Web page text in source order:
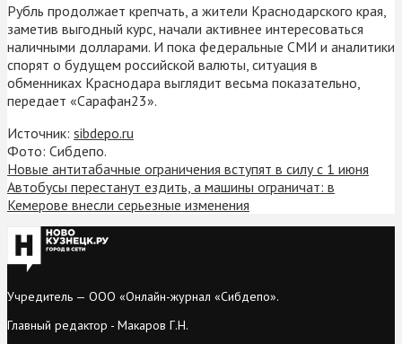
Рубль продолжает крепчать, а жители Краснодарского края,
заметив выгодный курс, начали активнее интересоваться
наличными долларами. И пока федеральные СМИ и аналитики
спорят о будущем российской валюты, ситуация в
обменниках Краснодара выглядит весьма показательно,
передает «Сарафан23».
Источник: sibdepo.ru
Фото: Сибдепо.
Новые антитабачные ограничения вступят в силу с 1 июня
Автобусы перестанут ездить, а машины ограничат: в
Кемерове внесли серьезные изменения
Учредитель — ООО «Онлайн-журнал «Сибдепо».
Главный редактор - Макаров Г.Н.